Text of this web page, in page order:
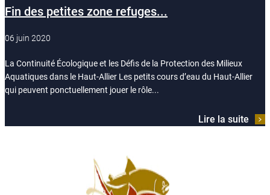
Fin des petites zone refuges...
06 juin 2020
La Continuité Écologique et les Défis de la Protection des Milieux
Aquatiques dans le Haut-Allier Les petits cours d’eau du Haut-Allier
qui peuvent ponctuellement jouer le rôle...
Lire la suite